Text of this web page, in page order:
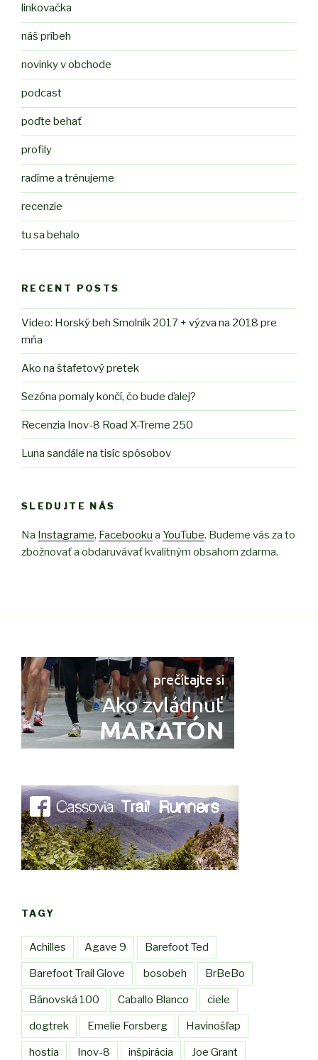
linkovačka
náš príbeh
novinky v obchode
podcast
poďte behať
profily
radíme a trénujeme
recenzie
tu sa behalo
RECENT POSTS
Video: Horský beh Smolník 2017 + výzva na 2018 pre
mňa
Ako na štafetový pretek
Sezóna pomaly končí, čo bude ďalej?
Recenzia Inov-8 Road X-Treme 250
Luna sandále na tisíc spôsobov
SLEDUJTE NÁS
Na Instagrame, Facebooku a YouTube. Budeme vás za to
zbožnovať a obdaruvávať kvalitným obsahom zdarma.
TAGY
Achilles Agave 9 Barefoot Ted
Barefoot Trail Glove bosobeh BrBeBo
Bánovská 100 Caballo Blanco ciele
dogtrek Emelie Forsberg Havinošľap
hostia Inov-8 inšpirácia Joe Grant